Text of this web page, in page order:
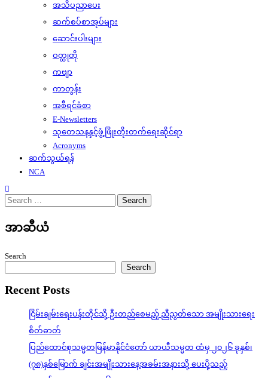
အသိပညာပေး
ဆက်စပ်စာအုပ်များ
ဆောင်းပါးများ
ဝတ္ထုတို
ကဗျာ
ကာတွန်း
အစီရင်ခံစာ
E-Newsletters
သုတေသနနှင့်ဖွံ့ဖြိုးတိုးတက်ရေးဆိုင်ရာ
Acronyms
ဆက်သွယ်ရန်
NCA
Search
for:
အာဆီယံ
Search
Search
Recent Posts
ငြိမ်းချမ်းရေးပန်းတိုင်သို့ ဦးတည်စေမည့် ညီညွတ်သော အမျိုးသားရေး
စိတ်ဓာတ်
ပြည်ထောင်စုသမ္မတမြန်မာနိုင်ငံတော် ယာယီသမ္မတ ထံမှ ၂၀၂၆ ခုနှစ်၊
(၇၈)နှစ်မြောက် ချင်းအမျိုးသားနေ့အခမ်းအနားသို့ ပေးပို့သည့်